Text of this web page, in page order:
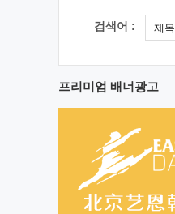
검색어 : 제목
프리미엄 배너광고